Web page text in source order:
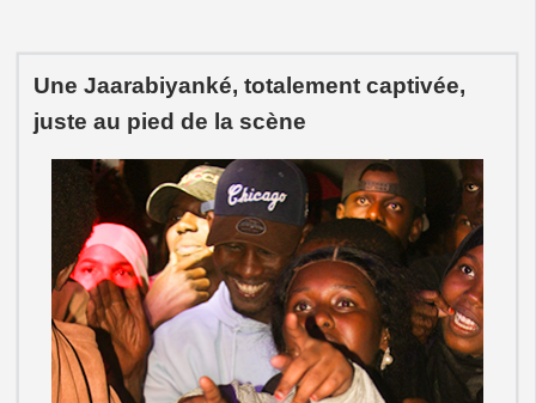
Une Jaarabiyanké, totalement captivée,
juste au pied de la scène